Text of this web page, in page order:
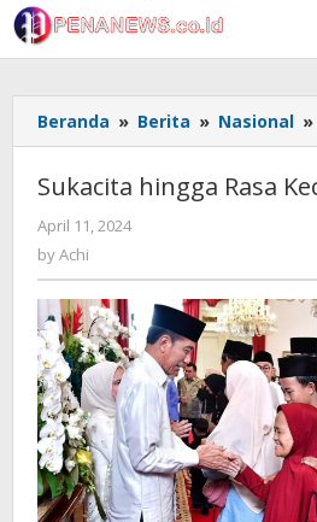
Skip
to
content
Beranda » Berita » Nasional »
Sukacita hingga Rasa
April 11, 2024
byAchi